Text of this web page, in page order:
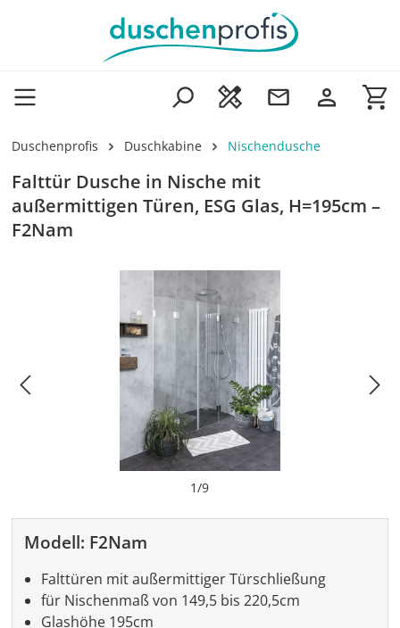
Zum Hauptinhalt springen
Duschenprofis Duschkabine Nischendusche
Falttür Dusche in Nische mit
außermittigen Türen, ESG Glas, H=195cm –
F2Nam
Bildergalerie überspringen
1/9
Modell: F2Nam
Falttüren mit außermittiger Türschließung
für Nischenmaß von 149,5 bis 220,5cm
Glashöhe 195cm